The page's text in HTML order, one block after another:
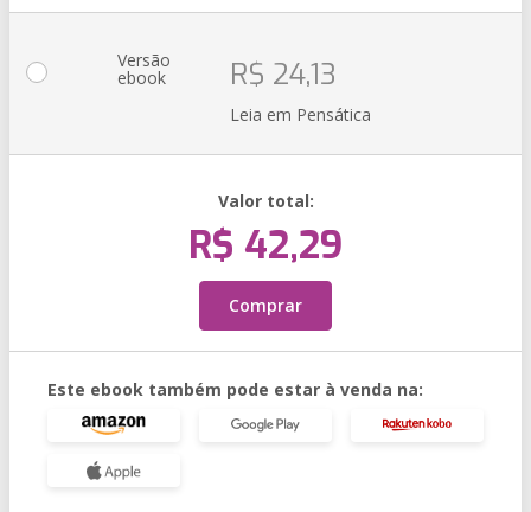
Versão
ebook R$ 24,13
Leia em Pensática
Valor total:
R$ 42,29
Comprar
Este ebook também pode estar à venda na: